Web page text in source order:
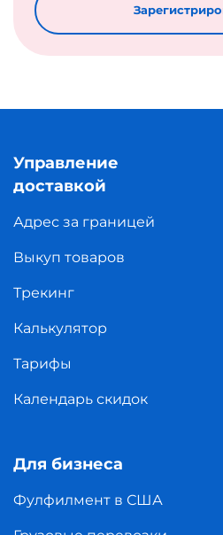
Управление
доставкой
Адрес за границей
Выкуп товаров
Трекинг
Калькулятор
Тарифы
Календарь скидок
Для бизнеса
Фулфилмент в США